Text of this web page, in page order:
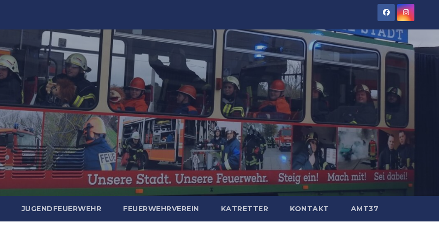
JUGENDFEUERWEHR FEUERWEHRVEREIN KATRETTER KONTAKT AMT37